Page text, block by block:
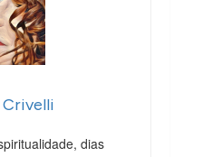
dias